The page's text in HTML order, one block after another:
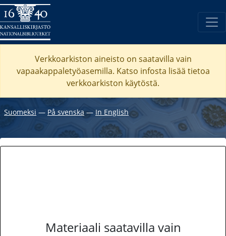
Verkkoarkiston aineisto on saatavilla vain
vapaakappaletyöasemilla. Katso infosta lisää tietoa
verkkoarkiston käytöstä.
Suomeksi ― På svenska― In English
Materiaali saatavilla vain